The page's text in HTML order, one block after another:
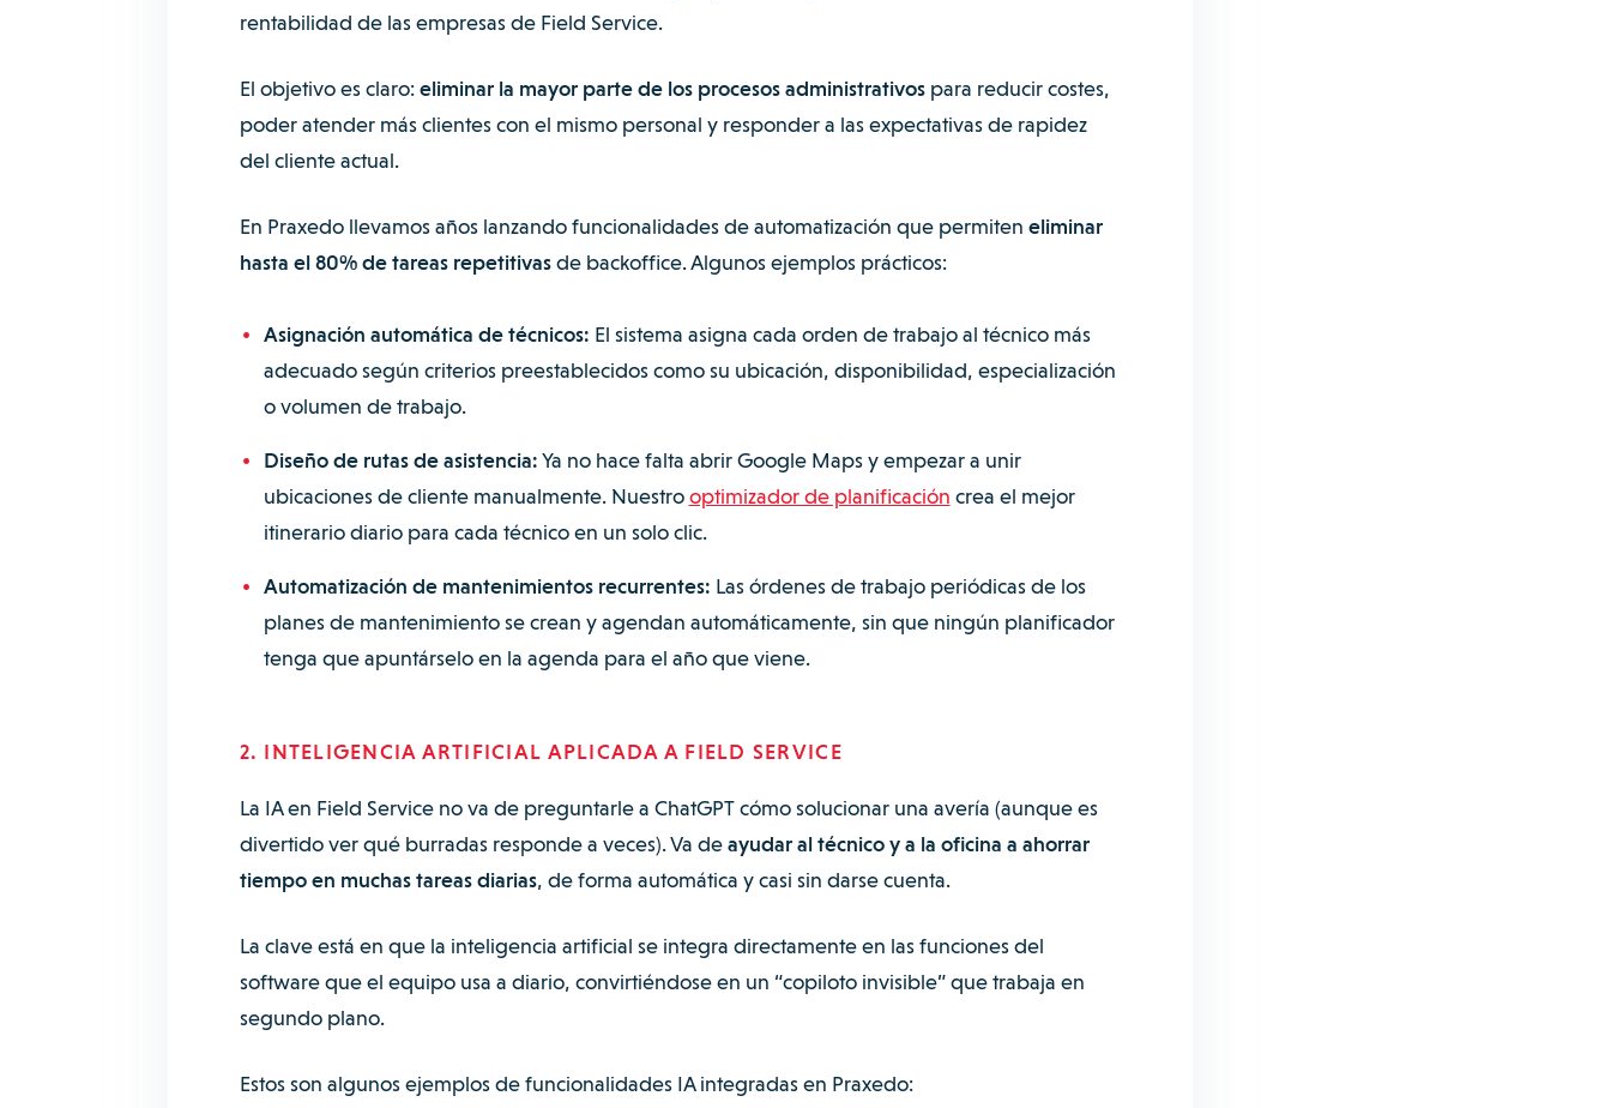
rentabilidad de las empresas de Field Service.
El objetivo es claro:eliminar la mayor parte de los procesos administrativospara reducir costes,
poder atender más clientes con el mismo personal y responder a las expectativas de rapidez
del cliente actual.
En Praxedo llevamos años lanzando funcionalidades de automatización que permiten eliminar
hasta el 80% de tareas repetitivasde backoffice. Algunos ejemplos prácticos:
Asignación automática de técnicos: El sistema asigna cada orden de trabajo al técnico más
adecuado según criterios preestablecidos como su ubicación, disponibilidad, especialización
o volumen de trabajo.
Diseño de rutas de asistencia:Ya no hace falta abrir Google Maps y empezar a unir
ubicaciones de cliente manualmente. Nuestrooptimizador de planificación crea el mejor
itinerario diario para cada técnico en un solo clic.
Automatización de mantenimientos recurrentes: Las órdenes de trabajo periódicas de los
planes de mantenimiento se crean y agendan automáticamente, sin que ningún planificador
tenga que apuntárselo en la agenda para el año que viene.
2. INTELIGENCIA ARTIFICIAL APLICADA A FIELD SERVICE
La IA en Field Service no va de preguntarle a ChatGPT cómo solucionar una avería (aunque es
divertido ver qué burradas responde a veces). Va deayudar al técnico y a la oficina a ahorrar
tiempo en muchas tareas diarias, de forma automática y casi sin darse cuenta.
La clave está en que la inteligencia artificial se integra directamente en las funciones del
software que el equipo usa a diario, convirtiéndose en un “copiloto invisible” que trabaja en
segundo plano.
Estos son algunos ejemplos de funcionalidades IA integradas en Praxedo: